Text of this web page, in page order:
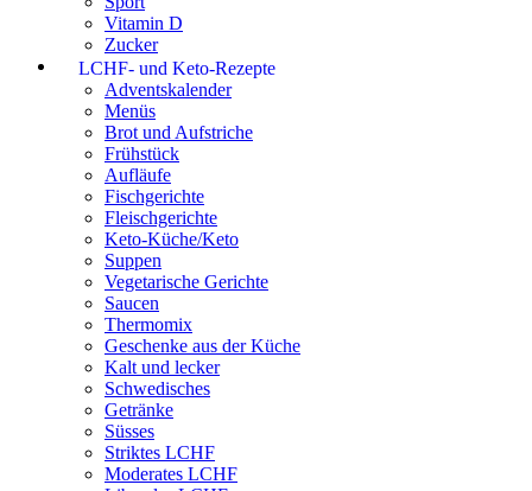
Vitamin D
Zucker
LCHF- und Keto-Rezepte
Adventskalender
Menüs
Brot und Aufstriche
Frühstück
Aufläufe
Fischgerichte
Fleischgerichte
Keto-Küche/Keto
Suppen
Vegetarische Gerichte
Saucen
Thermomix
Geschenke aus der Küche
Kalt und lecker
Schwedisches
Getränke
Süsses
Striktes LCHF
Moderates LCHF